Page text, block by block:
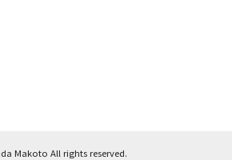
Makoto All rights reserved.